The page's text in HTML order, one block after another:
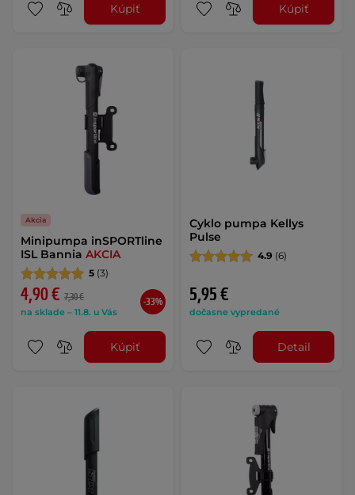
Kúpiť Kúpiť
Akcia
Minipumpa inSPORTline
ISL Bannia AKCIA
5 (3)
4,90 € 7,30 €
na sklade – 11.8. u Vás
-33%
Kúpiť
Cyklo pumpa Kellys
Pulse
4.9 (6)
5,95 €
dočasne vypredané
Detail